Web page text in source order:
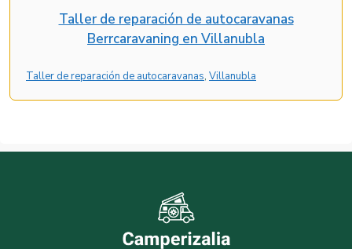
Taller de reparación de autocaravanas
Berrcaravaning en Villanubla
Taller de reparación de autocaravanas, Villanubla